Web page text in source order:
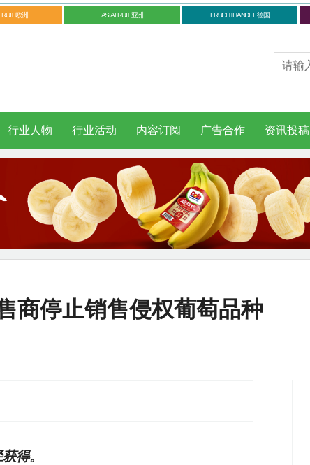
欧洲 ASIAFRUIT 亚洲 FRUCHTHANDEL 德国
行业人物 行业活动 内容订阅 广告合作 资讯投稿
商停止销售侵权葡萄品种
得。